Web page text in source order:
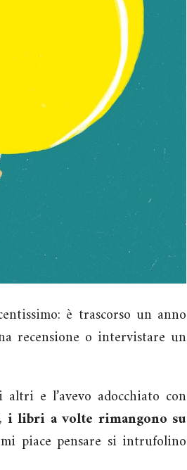
è trascorso un anno
recensione o intervistare un
e l’avevo adocchiato con
i libri a volte rimangono su
piace pensare si intrufolino